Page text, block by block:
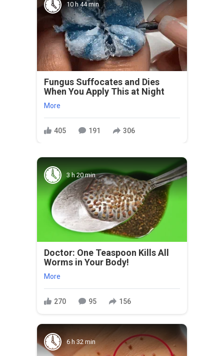
10 h 44 min
Fungus Suffocates and Dies
When You Apply This at Night
More
405 191 306
3 h 20 min
Doctor: One Teaspoon Kills All
Worms in Your Body!
More
270 95 156
6 h 32 min